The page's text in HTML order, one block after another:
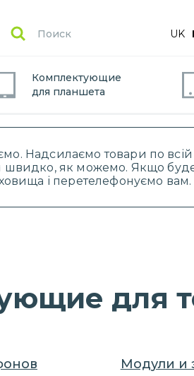
Надсилаємо товари по
швидко, як можемо. Якщо
і перетелефонуємо вам.
UK
Комплектующие
для планшета
для
Модули и